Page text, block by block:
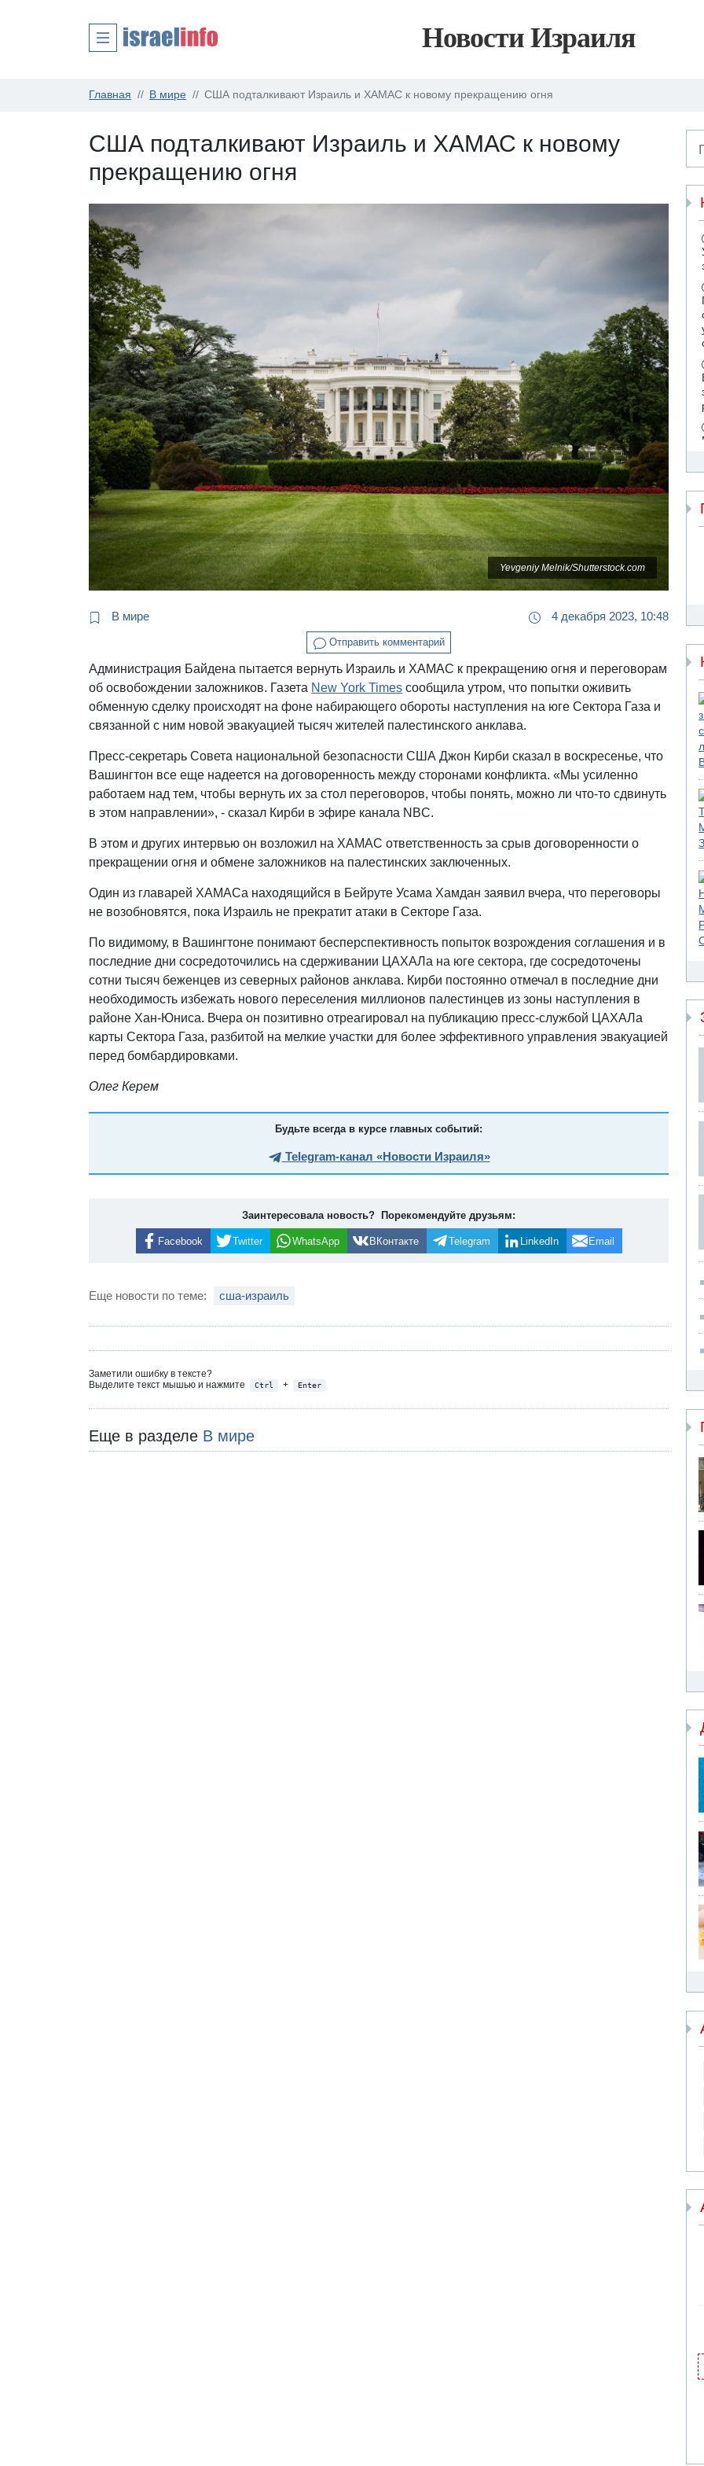
Новости Израиля
Главная В мире США подталкивают Израиль и ХАМАС к новому прекращению огня
США подталкивают Израиль и ХАМАС к новому
прекращению огня
Yevgeniy Melnik/Shutterstock.com
В мире 4 декабря 2023, 10:48
Отправить комментарий
Администрация Байдена пытается вернуть Израиль и ХАМАС к прекращению огня и переговорам
об освобождении заложников. Газета New York Times сообщила утром, что попытки оживить
обменную сделку происходят на фоне набирающего обороты наступления на юге Сектора Газа и
связанной с ним новой эвакуацией тысяч жителей палестинского анклава.
Пресс-секретарь Совета национальной безопасности США Джон Кирби сказал в воскресенье, что
Вашингтон все еще надеется на договоренность между сторонами конфликта. «Мы усиленно
работаем над тем, чтобы вернуть их за стол переговоров, чтобы понять, можно ли что-то сдвинуть
в этом направлении», - сказал Кирби в эфире канала NBC.
В этом и других интервью он возложил на ХАМАС ответственность за срыв договоренности о
прекращении огня и обмене заложников на палестинских заключенных.
Один из главарей ХАМАСа находящийся в Бейруте Усама Хамдан заявил вчера, что переговоры
не возобновятся, пока Израиль не прекратит атаки в Секторе Газа.
По видимому, в Вашингтоне понимают бесперспективность попыток возрождения соглашения и в
последние дни сосредоточились на сдерживании ЦАХАЛа на юге сектора, где сосредоточены
сотни тысяч беженцев из северных районов анклава. Кирби постоянно отмечал в последние дни
необходимость избежать нового переселения миллионов палестинцев из зоны наступления в
районе Хан-Юниса. Вчера он позитивно отреагировал на публикацию пресс-службой ЦАХАЛа
карты Сектора Газа, разбитой на мелкие участки для более эффективного управления эвакуацией
перед бомбардировками.
Олег Керем
Будьте всегда в курсе главных событий:
Telegram-канал «Новости Израиля»
Заинтересовала новость? Порекомендуйте друзьям:
Facebook Twitter WhatsApp ВКонтакте Telegram LinkedIn Email
Еще новости по теме: сша-израиль
Заметили ошибку в тексте?
Выделите текст мышью и нажмите
Ctrl + Enter
Еще в разделе В мире